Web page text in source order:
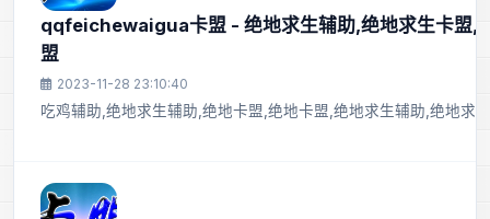
qqfeichewaigua卡盟 - 绝地求生辅助,绝地求生卡盟,
盟
2023-11-28 23:10:40
吃鸡辅助,绝地求生辅助,绝地卡盟,绝地卡盟,绝地求生辅助,绝地求